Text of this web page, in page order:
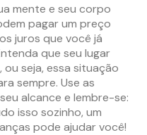
mente e seu corpo
pagar um preço
juros que você já
que seu lugar
seja, essa situação
sempre. Use as
alcance e lembre-se:
isso sozinho, um
pode ajudar você!